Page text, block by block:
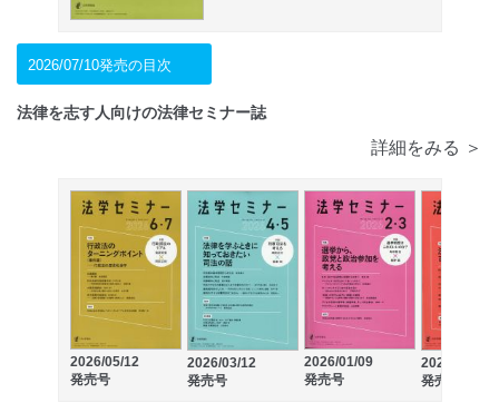
2026/07/10発売の目次
法律を志す人向けの法律セミナー誌
詳細をみる ＞
2026/05/12
発売号
2026/03/12
発売号
2026/01/09
発売号
2025/11/12
発売号